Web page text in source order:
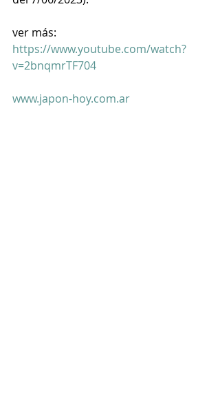
ver más:
https://www.youtube.com/watch?
v=2bnqmrTF704
www.japon-hoy.com.ar